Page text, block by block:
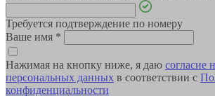
Требуется подтверждение по номеру
Ваше имя *
Нажимая на кнопку ниже, я даю согласие
персональных данных в соответствии с
конфиденциальности